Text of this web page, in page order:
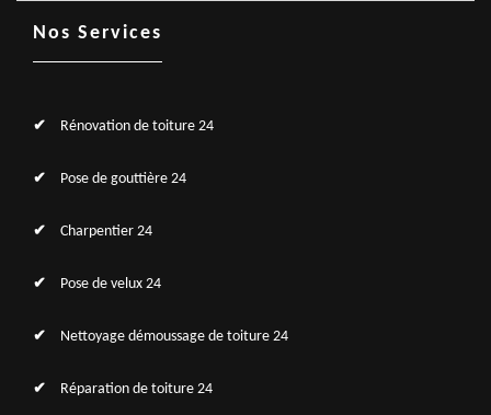
Nos Services
Rénovation de toiture 24
Pose de gouttière 24
Charpentier 24
Pose de velux 24
Nettoyage démoussage de toiture 24
Réparation de toiture 24